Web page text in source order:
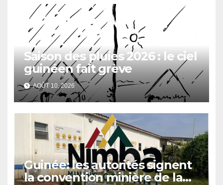
Saison des pluies 2026 : le ciel
guinéen fait grève
AOÛT 10, 2026
Guinée: les autorités signent
la convention minière de la